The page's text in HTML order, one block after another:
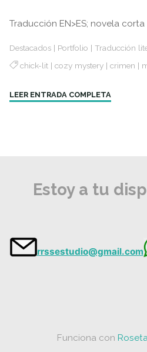
Traducción EN>ES; novela corta
Destacados | Portfolio | Traducción
chick-lit| cozy mystery| crimen |
LEER ENTRADA COMPLETA
Estoy a tu
rrssestudio@gmail.com
Funciona con